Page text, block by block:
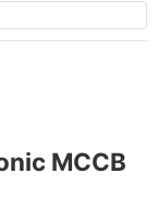
MCCB